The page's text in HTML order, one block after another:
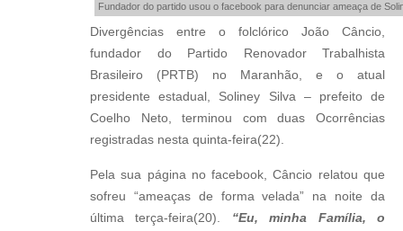
Fundador do partido usou o facebook para denunciar ameaça de
Divergências entre o folclórico João Câncio,
fundador do Partido Renovador Trabalhista
Brasileiro (PRTB) no Maranhão, e o atual
presidente estadual, Soliney Silva – prefeito de
Coelho Neto, terminou com duas Ocorrências
registradas nesta quinta-feira(22).
Pela sua página no facebook, Câncio relatou que
sofreu “ameaças de forma velada” na noite da
última terça-feira(20). “Eu, minha Família, o